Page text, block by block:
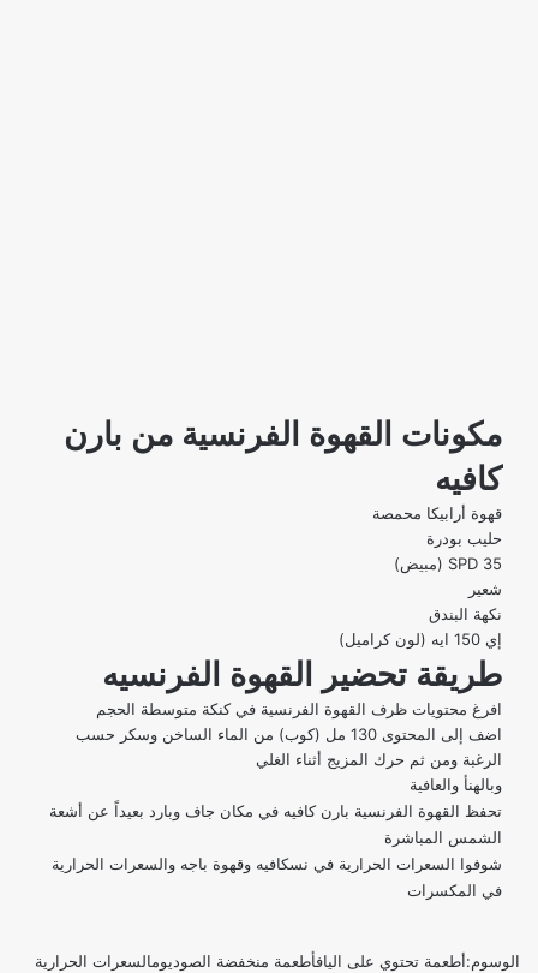
مكونات القهوة الفرنسية من بارن
كافيه
قهوة أرابيكا محمصة
حليب بودرة
SPD 35 (مبيض)
شعير
نكهة البندق
إي 150 ايه (لون كراميل)
طريقة تحضير القهوة الفرنسيه
افرغ محتويات ظرف القهوة الفرنسية في كنكة متوسطة الحجم
اضف إلى المحتوى 130 مل (كوب) من الماء الساخن وسكر حسب
الرغبة ومن ثم حرك المزيج أثناء الغلي
وبالهنأ والعافية
تحفظ القهوة الفرنسية بارن كافيه في مكان جاف وبارد بعيداً عن أشعة
الشمس المباشرة
شوفوا السعرات الحرارية في نسكافيه وقهوة باجه والسعرات الحرارية
في المكسرات
الوسوم:أطعمة تحتوي على اليافأطعمة منخفضة الصوديومالسعرات الحرارية